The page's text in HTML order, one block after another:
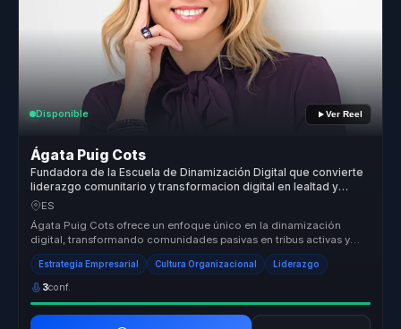
Disponible Ver Reel
Ágata Puig Cots
Fundadora de la Escuela de Dinamización Digital que convierte
liderazgo comunitario y transformacion digital en lealtad y
ventaja competitiva para marcas.
ES
Ágata Puig Cots ofrece un enfoque único en la dinamización
digital, transformando comunidades pasivas en tribus activas y
leales. Su méto...
Estrategia Empresarial Cultura Organizacional Liderazgo
3conf.